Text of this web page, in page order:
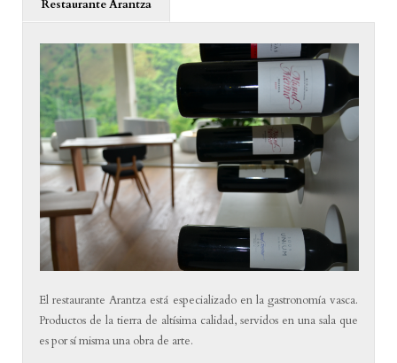
Restaurante Arantza
El restaurante Arantza está especializado en la gastronomía vasca.
Productos de la tierra de altísima calidad, servidos en una sala que
es por sí misma una obra de arte.